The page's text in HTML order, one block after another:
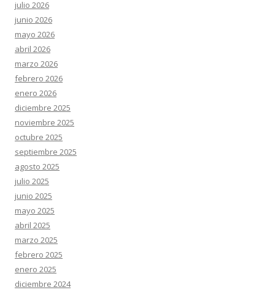
julio 2026
junio 2026
mayo 2026
abril 2026
marzo 2026
febrero 2026
enero 2026
diciembre 2025
noviembre 2025
octubre 2025
septiembre 2025
agosto 2025
julio 2025
junio 2025
mayo 2025
abril 2025
marzo 2025
febrero 2025
enero 2025
diciembre 2024